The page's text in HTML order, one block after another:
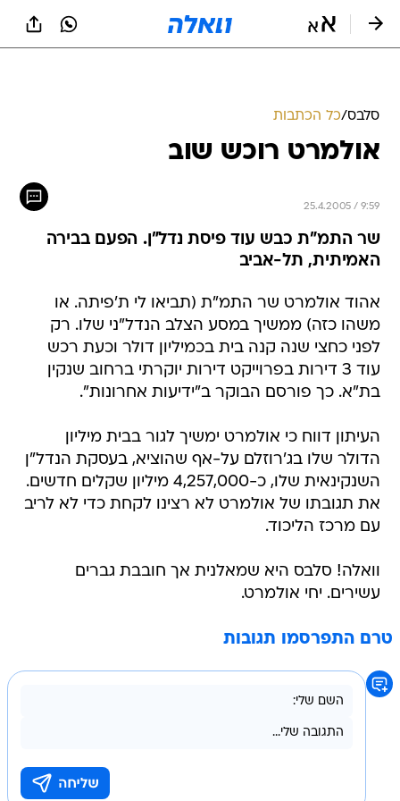
סלבס/כל הכתבות
אולמרט רוכש שוב
25.4.2005 / 9:59
שר התמ"ת כבש עוד פיסת נדל"ן. הפעם בבירה
האמיתית, תל-אביב
אהוד אולמרט שר התמ"ת (תביאו לי ת'פיתה. או
משהו כזה) ממשיך במסע הצלב הנדל"ני שלו. רק
לפני כחצי שנה קנה בית בכמיליון דולר וכעת רכש
עוד 3 דירות בפרוייקט דירות יוקרתי ברחוב שנקין
בת"א. כך פורסם הבוקר ב"ידיעות אחרונות".
העיתון דווח כי אולמרט ימשיך לגור בבית מיליון
הדולר שלו בג'רוזלם על-אף שהוציא, בעסקת הנדל"ן
השנקינאית שלו, כ-4,257,000 מיליון שקלים חדשים.
את תגובתו של אולמרט לא רצינו לקחת כדי לא לריב
עם מרכז הליכוד.
וואלה! סלבס היא שמאלנית אך חובבת גברים
עשירים. יחי אולמרט.
טרם התפרסמו תגובות